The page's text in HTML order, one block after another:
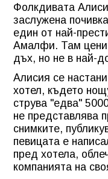
Фолкдивата
заслужена
един от най-
Амалфи. Там
дъх, но не в най-
Алисия се
хотел, където
струва "едва"
не представлява
снимките,
певицата е
пред хотела,
компанията на